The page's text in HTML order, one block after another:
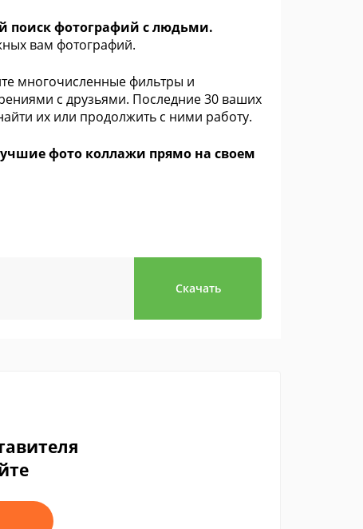
поиск фотографий с людьми.
вам фотографий.
многочисленные фильтры и
с друзьями. Последние 30 ваших
их или продолжить с ними работу.
фото коллажи прямо на своем
Скачать